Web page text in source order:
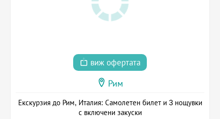
виж офертата
Рим
Екскурзия до Рим, Италия: Самолетен билет и 3 нощувки
с включени закуски